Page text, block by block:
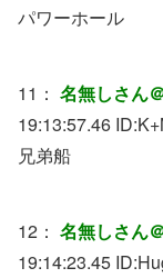
パワーホール
11： 名無しさん
19:13:57.46 ID:
兄弟船
12： 名無しさん
19:14:23.45 ID: